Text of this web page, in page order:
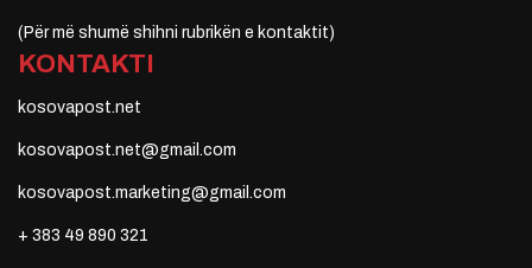
(Për më shumë shihni rubrikën e kontaktit)
KONTAKTI
kosovapost.net
kosovapost.net@gmail.com
kosovapost.marketing@gmail.com
+ 383 49 890 321